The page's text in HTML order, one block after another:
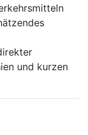
und kurzen